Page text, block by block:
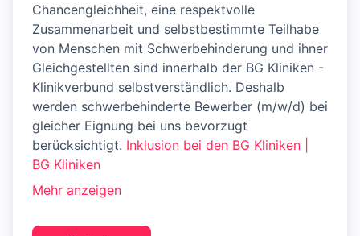
Chancengleichheit, eine respektvolle
Zusammenarbeit und selbstbestimmte Teilhabe
von Menschen mit Schwerbehinderung und ihner
Gleichgestellten sind innerhalb der BG Kliniken -
Klinikverbund selbstverständlich. Deshalb
werden schwerbehinderte Bewerber (m/w/d) bei
gleicher Eignung bei uns bevorzugt
berücksichtigt. Inklusion bei den BG Kliniken |
BG Kliniken
Mehr anzeigen